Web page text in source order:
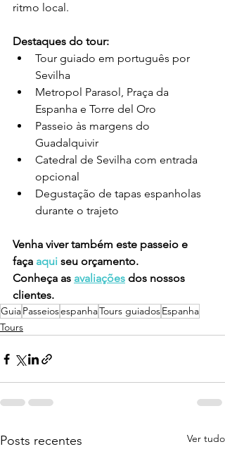
ritmo local.
Destaques do tour:
Tour guiado em português por
Sevilha
Metropol Parasol, Praça da
Espanha e Torre del Oro
Passeio às margens do
Guadalquivir
Catedral de Sevilha com entrada
opcional
Degustação de tapas espanholas
durante o trajeto
Venha viver também este passeio e
faça aqui seu orçamento.
Conheça as avaliações dos nossos
clientes.
GuiaPasseiosespanhaTours guiadosEspanha
Tours
Posts recentes Ver tudo